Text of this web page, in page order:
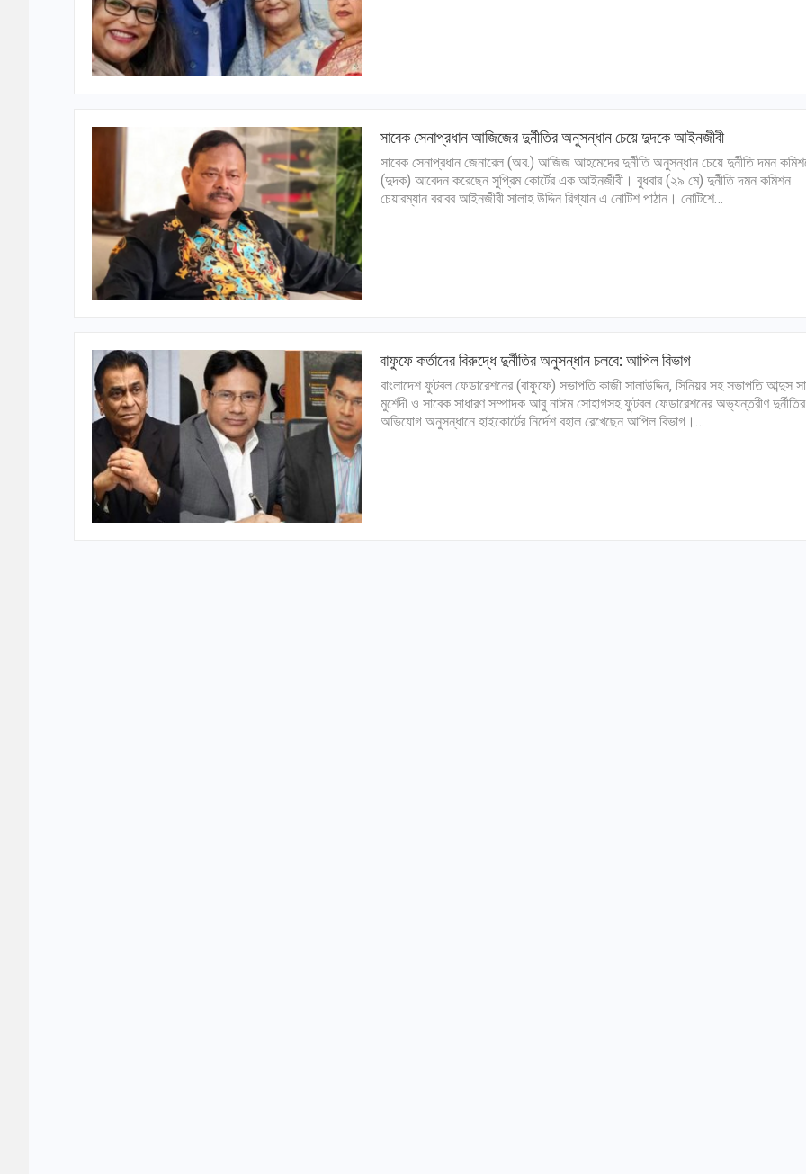
সাবেক সেনাপ্রধান আজিজের দুর্নীতির অনুসন্ধান চেয়ে দুদকে আইনজীবী
সাবেক সেনাপ্রধান জেনারেল (অব.) আজিজ আহমেদের দুর্নীতি অনুসন্ধান চেয়ে দুর্নীতি দমন
(দুদক) আবেদন করেছেন সুপ্রিম কোর্টের এক আইনজীবী। বুধবার (২৯ মে) দুর্নীতি দমন কমিশন
চেয়ারম্যান বরাবর আইনজীবী সালাহ উদ্দিন রিগ্যান এ নোটিশ পাঠান। নোটিশে…
বাফুফে কর্তাদের বিরুদ্ধে দুর্নীতির অনুসন্ধান চলবে: আপিল বিভাগ
বাংলাদেশ ফুটবল ফেডারেশনের (বাফুফে) সভাপতি কাজী সালাউদ্দিন, সিনিয়র সহ সভাপতি আব্দুস
মুর্শেদী ও সাবেক সাধারণ সম্পাদক আবু নাঈম সোহাগসহ ফুটবল ফেডারেশনের অভ্যন্তরীণ দুর্নীতির
অভিযোগ অনুসন্ধানে হাইকোর্টের নির্দেশ বহাল রেখেছেন আপিল বিভাগ।…